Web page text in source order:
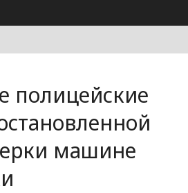
события
полицейские
машине